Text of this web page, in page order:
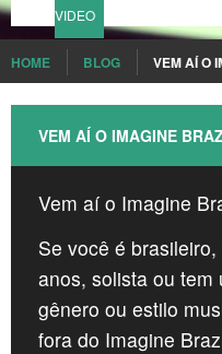
INTERNATIONAL
SPAIN
ROMANIA
CROATIA
NORWAY
SOBRE IMAGINE
VIDEO
HOME BLOG VEM AÍ O
VEM AÍ O IMAGINE
Vem aí o Imagine
Se você é
anos, solista ou tem
gênero ou estilo
fora do Imagine